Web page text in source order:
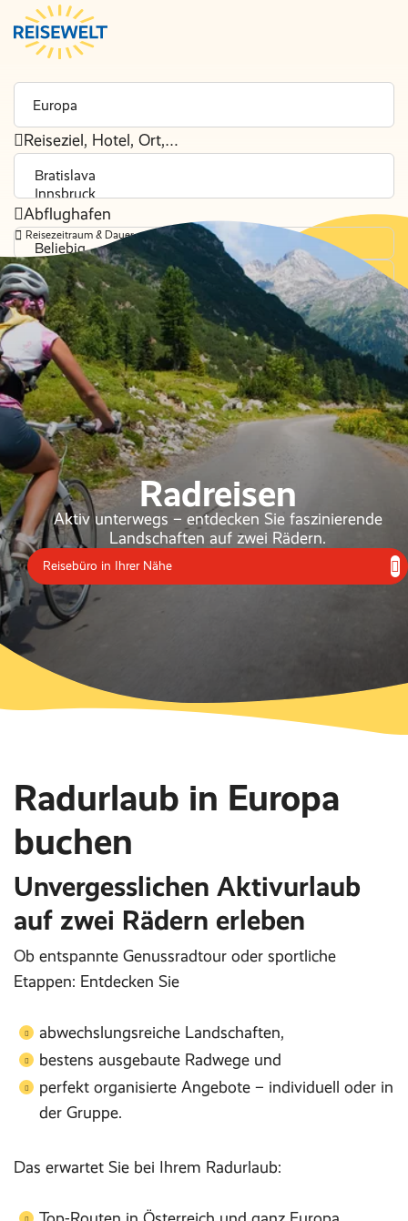
Reiseziel, Hotel, Ort,…
Abflughafen
Reisezeitraum & Dauer
Beliebig
Reisende
2 Erwachsene
Radreisen
Aktiv unterwegs – entdecken Sie faszinierende
Landschaften auf zwei Rädern.
Reisebüro in Ihrer Nähe
Radurlaub in Europa
buchen
Unvergesslichen Aktivurlaub
auf zwei Rädern erleben
Ob entspannte Genussradtour oder sportliche
Etappen: Entdecken Sie
abwechslungsreiche Landschaften,
bestens ausgebaute Radwege und
perfekt organisierte Angebote – individuell oder in
der Gruppe.
Das erwartet Sie bei Ihrem Radurlaub: